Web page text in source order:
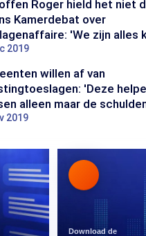
Roger hield het niet
Kamerdebat over
'We zijn alles
2019
willen af van
'Deze
alleen maar de
2019
Download de